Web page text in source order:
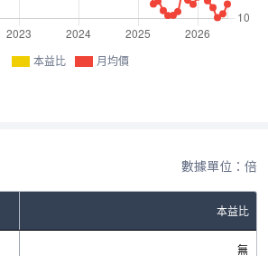
本益比 月均價
數據單位：倍
本益比
無